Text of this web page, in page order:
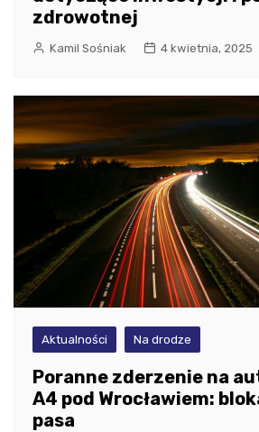
zdrowotnej
Kamil Sośniak 4 kwietnia, 2025
Aktualności Na drodze
Poranne zderzenie na
A4 pod Wrocławiem:
pasa